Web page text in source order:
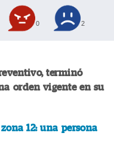
0 2
terminó
orden vigente en su
12: una persona